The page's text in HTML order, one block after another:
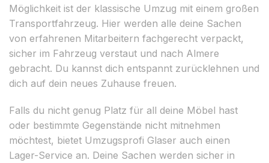
Möglichkeit ist der klassische Umzug mit einem großen
Transportfahrzeug. Hier werden alle deine Sachen
von erfahrenen Mitarbeitern fachgerecht verpackt,
sicher im Fahrzeug verstaut und nach Almere
gebracht. Du kannst dich entspannt zurücklehnen und
dich auf dein neues Zuhause freuen.
Falls du nicht genug Platz für all deine Möbel hast
oder bestimmte Gegenstände nicht mitnehmen
möchtest, bietet Umzugsprofi Glaser auch einen
Lager-Service an. Deine Sachen werden sicher in